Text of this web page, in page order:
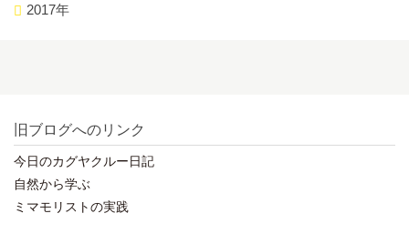
2017年
旧ブログへのリンク
今日のカグヤクルー日記
自然から学ぶ
ミマモリストの実践